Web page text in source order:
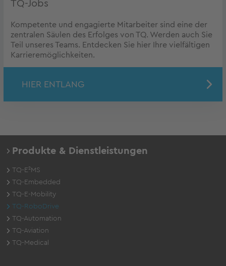
TQ-Jobs
Kompetente und engagierte Mitarbeiter sind eine der
zentralen Säulen des Erfolges von TQ. Werden auch Sie
Teil unseres Teams. Entdecken Sie hier Ihre vielfältigen
Karrieremöglichkeiten.
HIER ENTLANG
Produkte & Dienstleistungen
TQ-E²MS
TQ-Embedded
TQ-E-Mobility
TQ-RoboDrive
TQ-Automation
TQ-Aviation
TQ-Medical